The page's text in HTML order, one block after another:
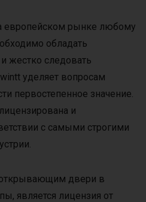
европейском рынке любому
обладать
жестко следовать
уделяет вопросам
первостепенное значение.
и
с самыми строгими
двери в
является лицензия от